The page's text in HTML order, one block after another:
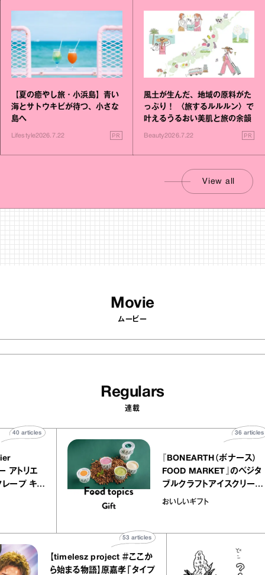
【夏の癒やし旅・小浜島】青い
海とサトウキビが待つ、小さな
島へ
Lifestyle2026.7.22 PR
風土が生んだ、地域の原料がた
っぷり！ 〈旅するルルルン〉で
叶えるうるおい美肌と旅の余韻
Beauty2026.7.22 PR
View all
Movie
ムービー
Regulars
連載
atelier
アリー アトリエ
ミルクレープ キャ
40articles
『BONEARTH（ボナ
FOOD MARKET』の
ブルクラフトアイス
｜真野知子の「おい
おいしいギフト
【timelesz project ＃ここか
ら始まる物語】原嘉孝「タイプ
articles